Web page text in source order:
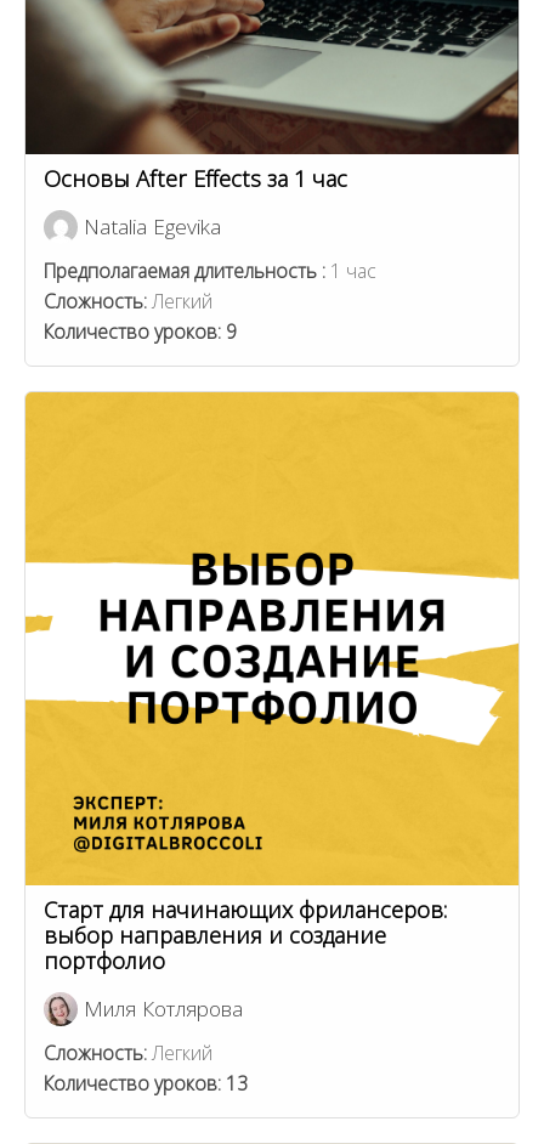
Основы After Effects за 1 час
Natalia Egevika
Предполагаемая длительность : 1 час
Сложность:Легкий
Количество уроков: 9
Старт для начинающих фрилансеров:
выбор направления и создание
портфолио
Миля Котлярова
Сложность:Легкий
Количество уроков: 13